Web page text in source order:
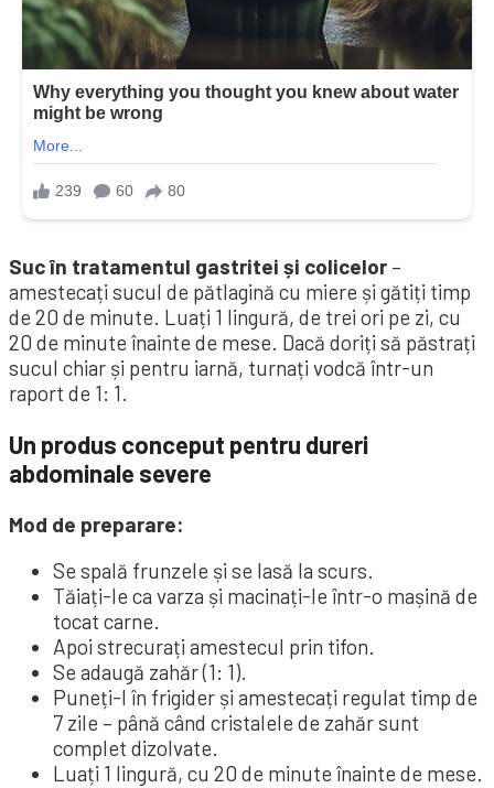
Suc în tratamentul gastritei și colicelor –
amestecați sucul de pătlagină cu miere și gătiți timp
de 20 de minute. Luați 1 lingură, de trei ori pe zi, cu
20 de minute înainte de mese. Dacă doriți să păstrați
sucul chiar și pentru iarnă, turnați vodcă într-un
raport de 1: 1.
Un produs conceput pentru dureri
abdominale severe
Mod de preparare:
Se spală frunzele și se lasă la scurs.
Tăiați-le ca varza și macinați-le într-o mașină de
tocat carne.
Apoi strecurați amestecul prin tifon.
Se adaugă zahăr (1: 1).
Puneți-l în frigider și amestecați regulat timp de
7 zile – până când cristalele de zahăr sunt
complet dizolvate.
Luați 1 lingură, cu 20 de minute înainte de mese.